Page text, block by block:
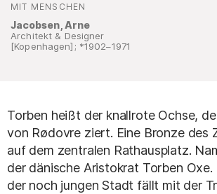
MIT MENSCHEN
Jacobsen, Arne
Architekt & Designer
[Kopenhagen]; *1902–1971
Torben heißt der knallrote Ochse,
von Rødovre ziert. Eine Bronze des
auf dem zentralen Rathausplatz.
der dänische Aristokrat Torben Oxe.
der noch jungen Stadt fällt mit der